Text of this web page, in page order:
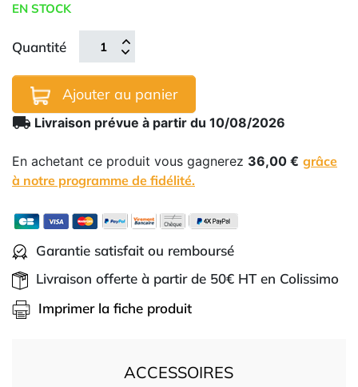
EN STOCK
Quantité
Ajouter au panier
local_shipping Livraison prévue à partir du 10/08/2026
En achetant ce produit vous gagnerez 36,00 € grâce
à notre programme de fidélité.
Garantie satisfait ou remboursé
Livraison offerte à partir de 50€ HT en Colissimo
Imprimer la fiche produit
ACCESSOIRES